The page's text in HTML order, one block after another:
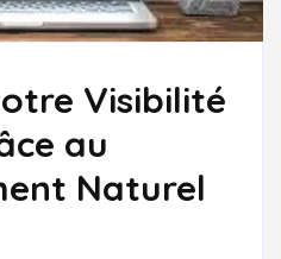
Visibilité
au
Naturel